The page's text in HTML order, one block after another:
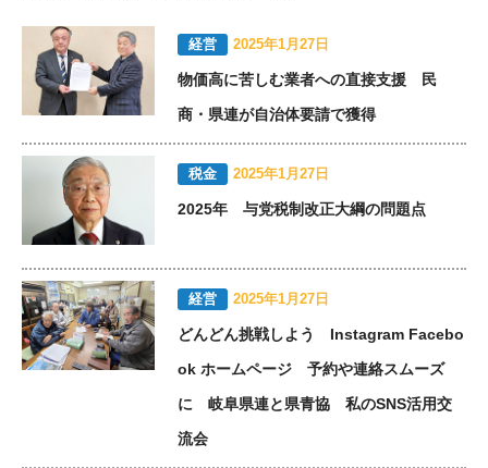
経営 2025年1月27日
物価高に苦しむ業者への直接支援 民
商・県連が自治体要請で獲得
税金 2025年1月27日
2025年 与党税制改正大綱の問題点
経営 2025年1月27日
どんどん挑戦しよう Instagram Facebo
ok ホームページ 予約や連絡スムーズ
に 岐阜県連と県青協 私のSNS活用交
流会